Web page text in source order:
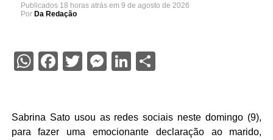
Publicados 18 horas atrás em 9 de agosto de 2026
Por Da Redação
WhatsApp
Facebook
Twitter
Messenger
LinkedIn
Share
Sabrina Sato usou as redes sociais neste domingo (9),
para fazer uma emocionante declaração ao marido,